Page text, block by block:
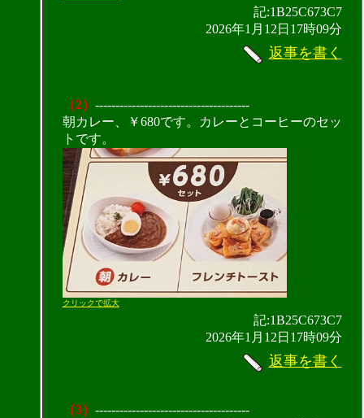
記:1B25C673C7
2026年1月12日17時09分
返事を書く
（2） --------------------------------------
朝カレー、￥680です。カレーとコーヒーのセッ
トです。
クリックで拡大
記:1B25C673C7
2026年1月12日17時09分
返事を書く
（3） --------------------------------------